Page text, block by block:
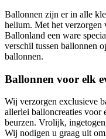
Ballonnen zijn er in alle
helium. Met het verzorgen
Ballonland een ware
verschil tussen ballonnen
ballonnen.
Ballonnen voor elk
Wij verzorgen exclusieve
allerlei balloncreaties voor
beurzen. Vrolijk,
Wij nodigen u graag uit